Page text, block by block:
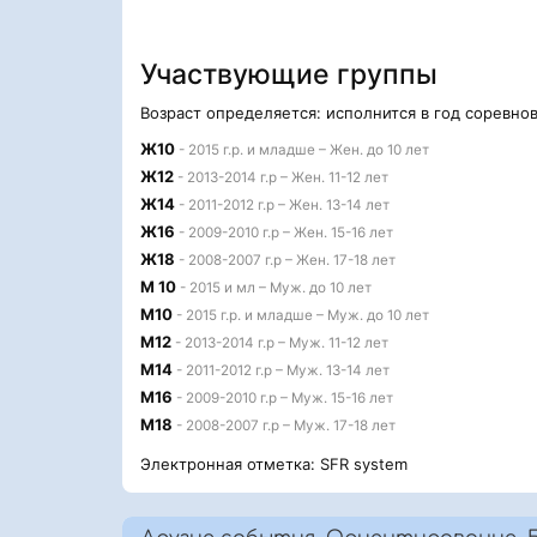
Участвующие группы
Возраст определяется: исполнится в год
Ж10 - 2015 г.р. и младше – Жен. до 10 лет
Ж12 - 2013-2014 г.р – Жен. 11-12 лет
Ж14 - 2011-2012 г.р – Жен. 13-14 лет
Ж16 - 2009-2010 г.р – Жен. 15-16 лет
Ж18 - 2008-2007 г.р – Жен. 17-18 лет
М 10 - 2015 и мл – Муж. до 10 лет
М10 - 2015 г.р. и младше – Муж. до 10 лет
М12 - 2013-2014 г.р – Муж. 11-12 лет
М14 - 2011-2012 г.р – Муж. 13-14 лет
М16 - 2009-2010 г.р – Муж. 15-16 лет
М18 - 2008-2007 г.р – Муж. 17-18 лет
Электронная отметка: SFR system